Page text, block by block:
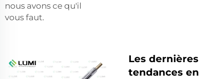
nous avons ce qu'il
vous faut.
Les dernières
tendances en